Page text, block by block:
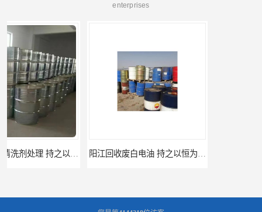
enterprises
阳江回收废白电油 持之以恒为客户服务 梅州回收废碳氢清洗剂 现款交易